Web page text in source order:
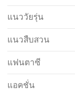
แนววัยรุ่น
แนวสืบสวน
แฟนตาซี
แอคชั่น